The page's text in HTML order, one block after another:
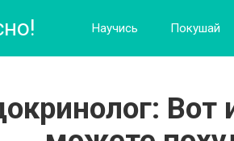
Научись Покушай
Вот